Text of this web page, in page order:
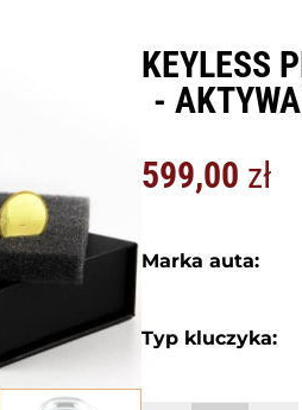
KEYLESS
-
599,00 zł
Marka auta:
Typ kluczyka: